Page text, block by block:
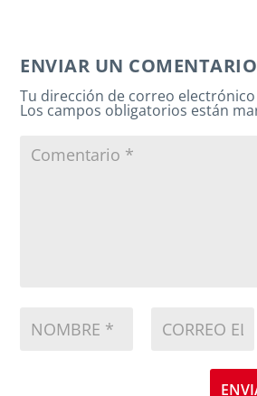
ENVIAR UN COMENTARIO
Tu dirección de correo
Los campos obligatorios están